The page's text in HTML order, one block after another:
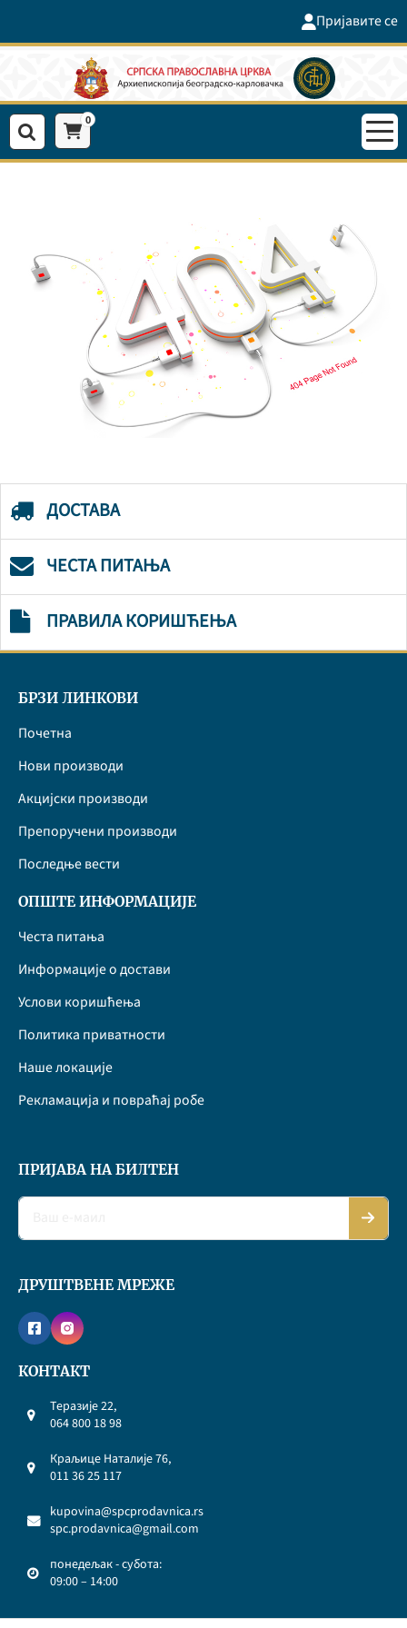
Пријавите се
0
ДОСТАВА
ЧЕСТА ПИТАЊА
ПРАВИЛА КОРИШЋЕЊА
БРЗИ ЛИНКОВИ
Почетна
Нови производи
Акцијски производи
Препоручени производи
Последње вести
ОПШТЕ ИНФОРМАЦИЈЕ
Честа питања
Информације о достави
Услови коришћења
Политика приватности
Наше локације
Рекламација и повраћај робе
ПРИЈАВА НА БИЛТЕН
ДРУШТВЕНЕ МРЕЖЕ
КОНТАКТ
Теразије 22,
064 800 18 98
Краљице Наталије 76,
011 36 25 117
kupovina@spcprodavnica.rs
spc.prodavnica@gmail.com
понедељак - субота:
09:00 – 14:00